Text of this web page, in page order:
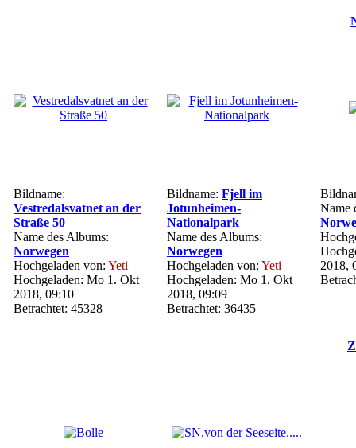
Bildname:
Vestredalsvatnet an der
Straße 50
Name des Albums:
Norwegen
Hochgeladen von: Yeti
Hochgeladen: Mo 1. Okt
2018, 09:10
Betrachtet: 45328
Bildname: Fjell im
Jotunheimen-
Nationalpark
Name des Albums:
Norwegen
Hochgeladen von: Yeti
Hochgeladen: Mo 1. Okt
2018, 09:09
Betrachtet: 36435
Name
2018,